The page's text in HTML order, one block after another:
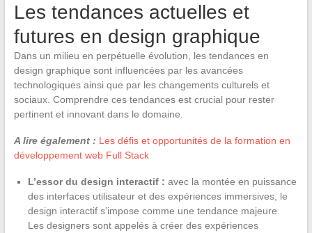
Les tendances actuelles et
futures en design graphique
Dans un milieu en perpétuelle évolution, les tendances en
design graphique sont influencées par les avancées
technologiques ainsi que par les changements culturels et
sociaux. Comprendre ces tendances est crucial pour rester
pertinent et innovant dans le domaine.
A lire également : Les défis et opportunités de la formation en
développement web Full Stack
L’essor du design interactif : avec la montée en puissance
des interfaces utilisateur et des expériences immersives, le
design interactif s’impose comme une tendance majeure.
Les designers sont appelés à créer des expériences